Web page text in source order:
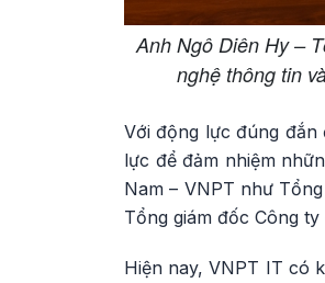
Anh Ngô Diên Hy –
nghệ thông tin
Với động lực đúng
lực để đảm nhiệm
Nam – VNPT như
Tổng giám đốc Công
Hiện nay, VNPT IT có